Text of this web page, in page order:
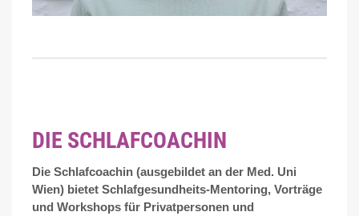
DIE SCHLAFCOACHIN
Die Schlafcoachin (ausgebildet an der Med. Uni
Wien) bietet Schlafgesundheits-Mentoring, Vorträge
und Workshops für Privatpersonen und